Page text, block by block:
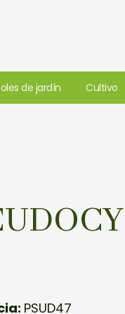
de jardín Cultivo
PSUD47